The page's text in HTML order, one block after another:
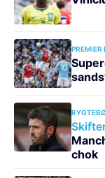
PREMIER
chok